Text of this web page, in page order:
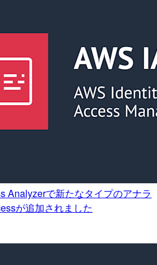
Analyzerで新たなタイプのアナラ
が追加されました